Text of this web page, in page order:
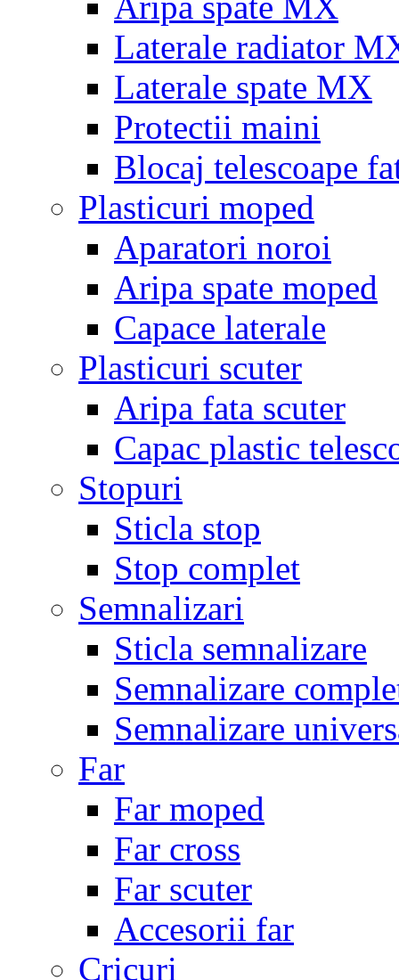
Laterale radiator
Laterale spate MX
Protectii maini
Blocaj telescoape
Plasticuri moped
Aparatori noroi
Aripa spate moped
Capace laterale
Plasticuri scuter
Aripa fata scuter
Capac plastic
Stopuri
Sticla stop
Stop complet
Semnalizari
Sticla semnalizare
Semnalizare
Semnalizare
Far
Far moped
Far cross
Far scuter
Accesorii far
Cricuri